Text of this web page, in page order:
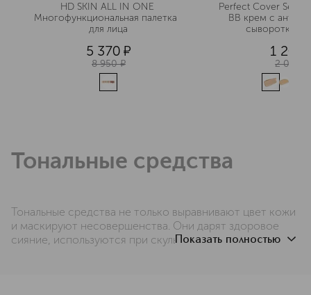
HD SKIN ALL IN ONE
Многофункциональная палетка
для лица
5 370 ¤
8 950 ¤
Perfect Cover
BB крем с
сывороткой,
1 200
2 070
Тональные средства
Тональные средства не только выравнивают цвет кожи
и маскируют несовершенства. Они дарят здоровое
сияние, используются при скульптурировании,
Показать полностью